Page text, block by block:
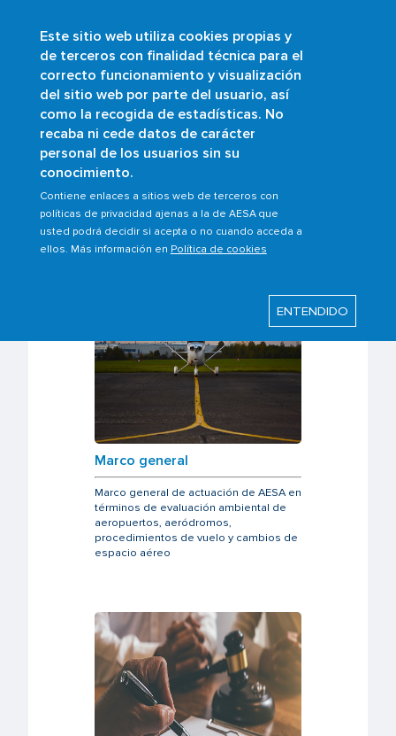
Este sitio web utiliza cookies propias y
de terceros con finalidad técnica para el
correcto funcionamiento y visualización
del sitio web por parte del usuario, así
como la recogida de estadísticas. No
recaba ni cede datos de carácter
personal de los usuarios sin su
conocimiento.
Contiene enlaces a sitios web de terceros con
políticas de privacidad ajenas a la de AESA que
usted podrá decidir si acepta o no cuando acceda a
ellos. Más información en Política de cookies
ENTENDIDO
Pasar
al
contenido
principal
Buscar
Sobrescribir
enlaces
de
ayuda
a
la
Inicio Ámbitos
Sostenibilidad
Evaluación ambiental
Evaluación ambiental
Marco general
Marco general de actuación de AESA en
términos de evaluación ambiental de
aeropuertos, aeródromos,
procedimientos de vuelo y cambios de
espacio aéreo